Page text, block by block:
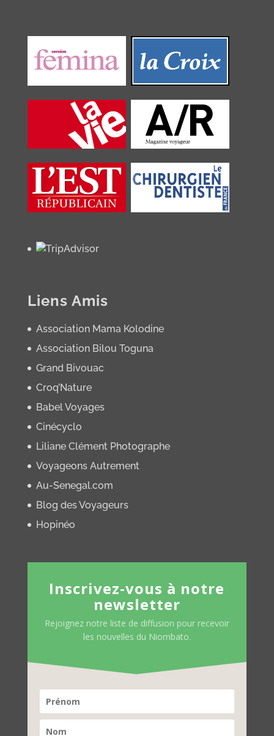
Liens Amis
Association Mama Kolodine
Association Bilou Toguna
Grand Bivouac
Croq’Nature
Babel Voyages
Cinécyclo
Liliane Clément Photographe
Voyageons Autrement
Au-Senegal.com
Blog des Voyageurs
Hopinéo
Inscrivez-vous à notre
newsletter
Rejoignez notre liste de diffusion pour recevoir
les nouvelles du Niombato.